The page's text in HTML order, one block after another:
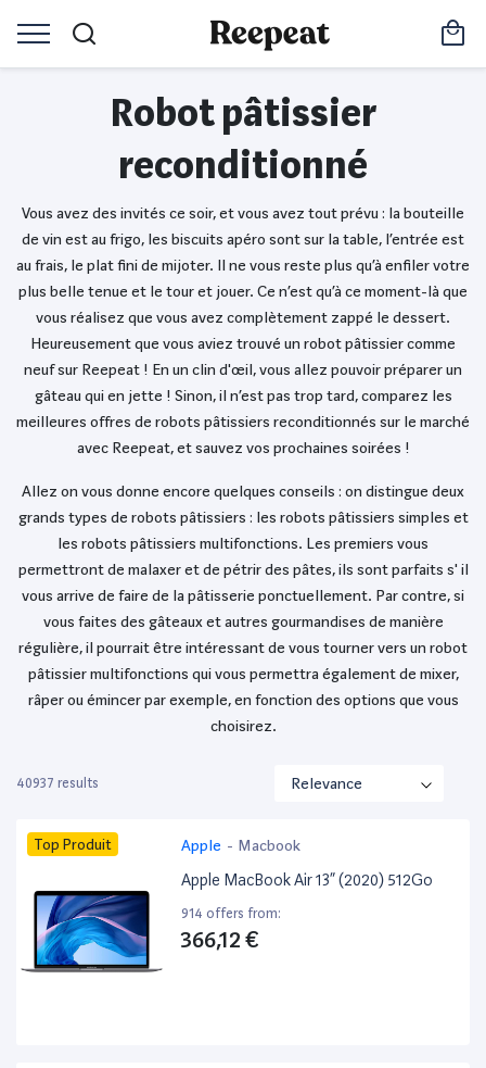
Robot pâtissier
reconditionné
Vous avez des invités ce soir, et vous avez tout prévu : la bouteille
de vin est au frigo, les biscuits apéro sont sur la table, l’entrée est
au frais, le plat fini de mijoter. Il ne vous reste plus qu’à enfiler votre
plus belle tenue et le tour et jouer. Ce n’est qu’à ce moment-là que
vous réalisez que vous avez complètement zappé le dessert.
Heureusement que vous aviez trouvé un robot pâtissier comme
neuf sur Reepeat ! En un clin d'œil, vous allez pouvoir préparer un
gâteau qui en jette ! Sinon, il n’est pas trop tard, comparez les
meilleures offres de robots pâtissiers reconditionnés sur le marché
avec Reepeat, et sauvez vos prochaines soirées !
Allez on vous donne encore quelques conseils : on distingue deux
grands types de robots pâtissiers : les robots pâtissiers simples et
les robots pâtissiers multifonctions. Les premiers vous
permettront de malaxer et de pétrir des pâtes, ils sont parfaits s' il
vous arrive de faire de la pâtisserie ponctuellement. Par contre, si
vous faites des gâteaux et autres gourmandises de manière
régulière, il pourrait être intéressant de vous tourner vers un robot
pâtissier multifonctions qui vous permettra également de mixer,
râper ou émincer par exemple, en fonction des options que vous
choisirez.
40937 results
Top Produit Apple - Macbook
Apple MacBook Air 13” (2020) 512Go
914 offers from:
366,12 €